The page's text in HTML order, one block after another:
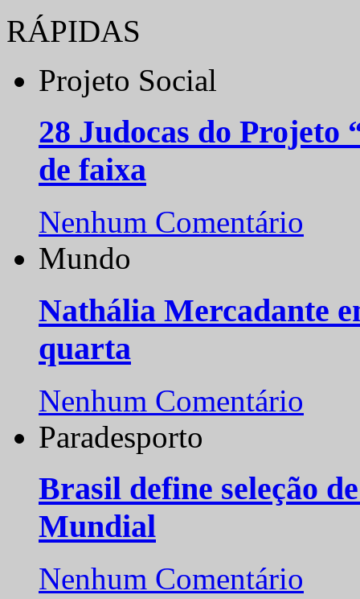
RÁPIDAS
Projeto Social
28 Judocas do
de faixa
Nenhum Comentário
Mundo
Nathália Mercadante
quarta
Nenhum Comentário
Paradesporto
Brasil define seleção
Mundial
Nenhum Comentário